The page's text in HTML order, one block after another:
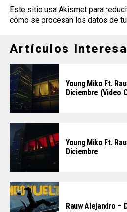
Este sitio usa Akismet para
cómo se procesan los datos de
Artículos
Young Miko Ft.
Diciembre (Video
Young Miko Ft.
Diciembre
Rauw Alejandro –